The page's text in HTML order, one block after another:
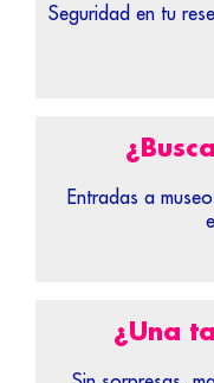
Seguridad en tu
Entradas a
¿Una